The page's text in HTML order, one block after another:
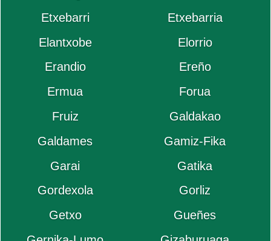
Etxebarri
Etxebarria
Elantxobe
Elorrio
Erandio
Ereño
Ermua
Forua
Fruiz
Galdakao
Galdames
Gamiz-Fika
Garai
Gatika
Gordexola
Gorliz
Getxo
Gueñes